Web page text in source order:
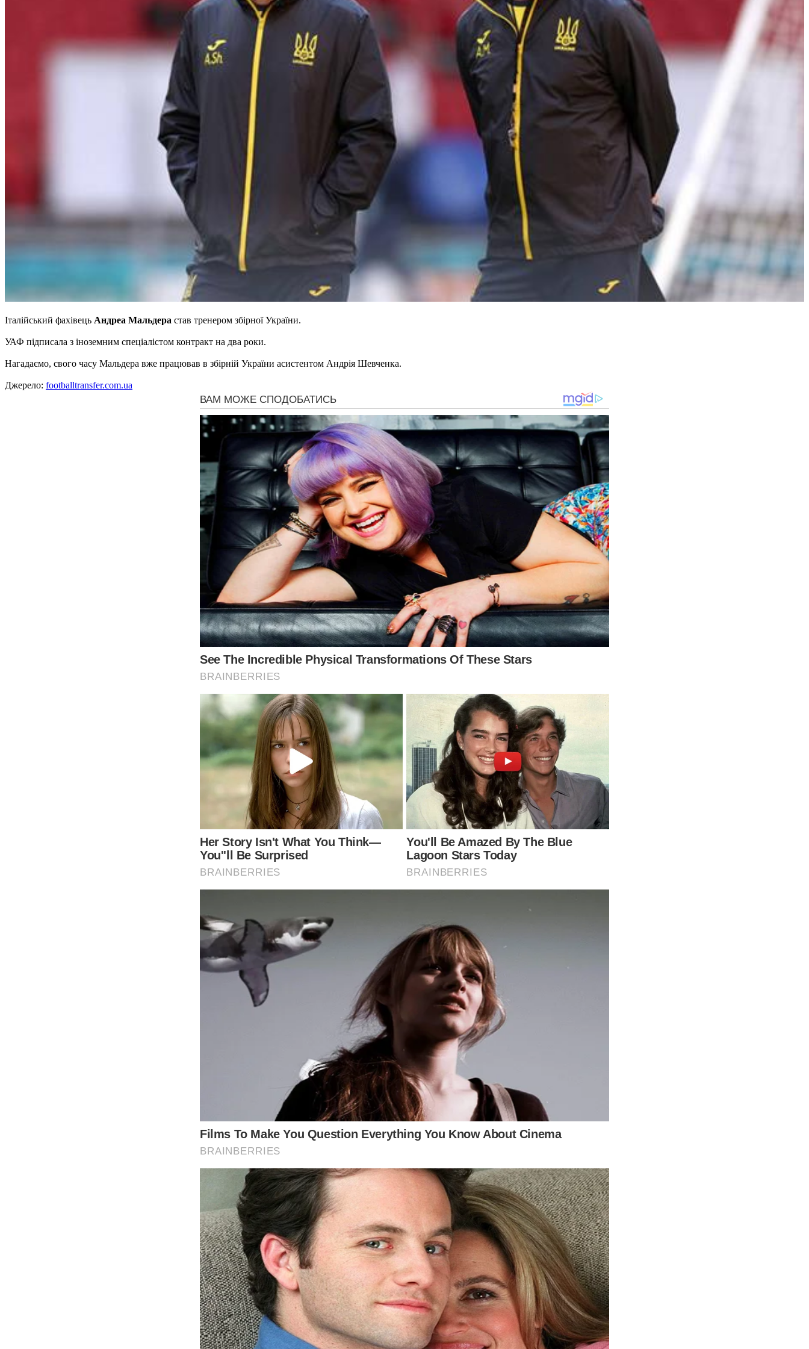
Італійський фахівець Андреа Мальдера став тренером збірної України.
УАФ підписала з іноземним спеціалістом контракт на два роки.
Нагадаємо, свого часу Мальдера вже працював в збірній України асистентом Андрія Шевченка.
Джерело: footballtransfer.com.ua